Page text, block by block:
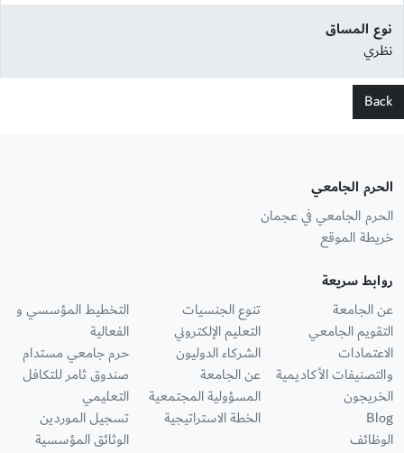
نوع المساق
نظري
Back
الحرم الجامعي
الحرم الجامعي في عجمان
خريطة الموقع
روابط سريعة
عن الجامعة
التقويم الجامعي
الاعتمادات
والتصنيفات الأكاديمية
الخريجون
Blog
الوظائف
تنوع الجنسيات
التعليم الإلكتروني
الشركاء الدوليون
عن الجامعة
المسؤولية المجتمعية
الخطة الاستراتيجية
التخطيط المؤسسي و
الفعالية
حرم جامعي مستدام
صندوق ثامر للتكافل
التعليمي
تسجيل الموردين
الوثائق المؤسسية